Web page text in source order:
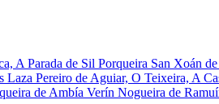
A Parada de Sil Porqueira San Xoán
Laza Pereiro de Aguiar, O Teixeira, A
de Ambía Verín Nogueira de